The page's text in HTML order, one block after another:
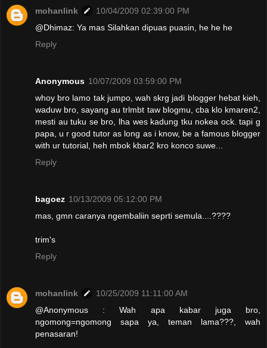
mohanlink
10/04/2009 02:39:00 PM
@Dhimaz: Ya mas Silahkan dipuas puasin, he he he
Reply
Anonymous 10/07/2009 03:59:00 PM
whoy bro lamo tak jumpo, wah skrg jadi blogger hebat kieh,
waduw bro, sayang au trlmbt taw blogmu, cba klo kmaren2,
mesti au tuku se bro, lha wes kadung tku nokea ock. tapi g
papa, u r good tutor as long as i know, be a famous blogger
with ur tutorial, heh mbok kbar2 kro konco suwe...
Reply
bagoez 10/13/2009 05:12:00 PM
mas, gmn caranya ngembaliin seprti semula....????
trim's
Reply
mohanlink
10/25/2009 11:11:00 AM
@Anonymous : Wah apa kabar juga bro,
ngomong=ngomong sapa ya, teman lama???, wah
penasaran!